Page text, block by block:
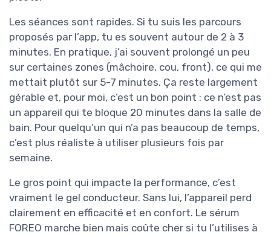
Les séances sont rapides. Si tu suis les parcours
proposés par l’app, tu es souvent autour de 2 à 3
minutes. En pratique, j’ai souvent prolongé un peu
sur certaines zones (mâchoire, cou, front), ce qui me
mettait plutôt sur 5-7 minutes. Ça reste largement
gérable et, pour moi, c’est un bon point : ce n’est pas
un appareil qui te bloque 20 minutes dans la salle de
bain. Pour quelqu’un qui n’a pas beaucoup de temps,
c’est plus réaliste à utiliser plusieurs fois par
semaine.
Le gros point qui impacte la performance, c’est
vraiment le gel conducteur. Sans lui, l’appareil perd
clairement en efficacité et en confort. Le sérum
FOREO marche bien mais coûte cher si tu l’utilises à